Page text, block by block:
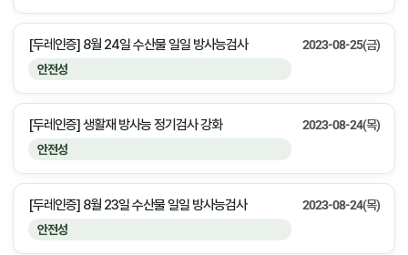
안전성
[두레인증] 8월 24일 수산물 일일 방사능검사 2023-08-25(금)
안전성
[두레인증] 생활재 방사능 정기검사 강화 2023-08-24(목)
안전성
[두레인증] 8월 23일 수산물 일일 방사능검사 2023-08-24(목)